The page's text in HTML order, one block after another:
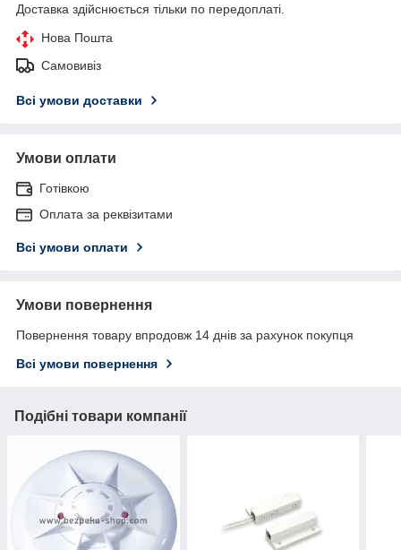
Доставка здійснюється тільки по передоплаті.
Нова Пошта
Самовивіз
Всі умови доставки
Умови оплати
Готівкою
Оплата за реквізитами
Всі умови оплати
Умови повернення
Повернення товару впродовж 14 днів за рахунок покупця
Всі умови повернення
Подібні товари компанії